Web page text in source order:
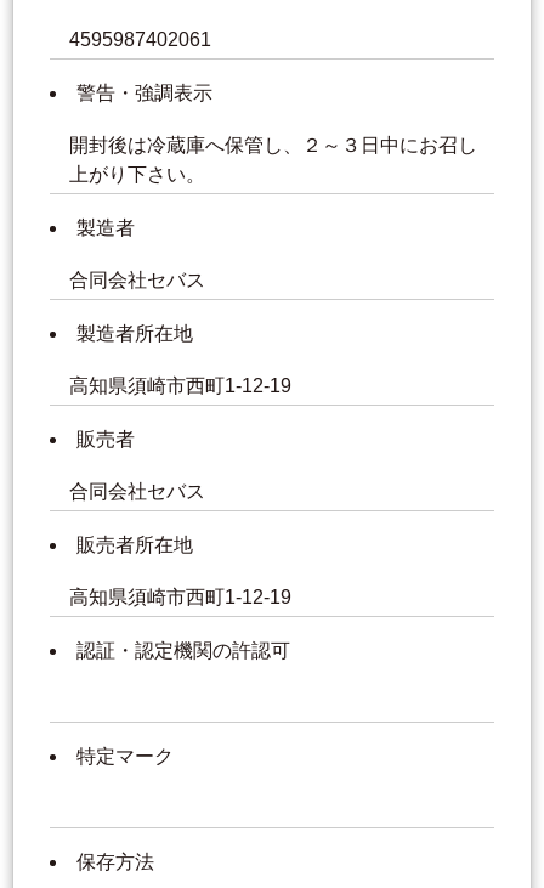
4595987402061
警告・強調表示
開封後は冷蔵庫へ保管し、２～３日中にお召し
上がり下さい。
製造者
合同会社セバス
製造者所在地
高知県須崎市西町1-12-19
販売者
合同会社セバス
販売者所在地
高知県須崎市西町1-12-19
認証・認定機関の許認可
特定マーク
保存方法